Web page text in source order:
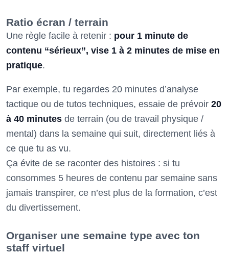
Ratio écran / terrain
Une règle facile à retenir : pour 1 minute de
contenu “sérieux”, vise 1 à 2 minutes de mise en
pratique.
Par exemple, tu regardes 20 minutes d’analyse
tactique ou de tutos techniques, essaie de prévoir 20
à 40 minutes de terrain (ou de travail physique /
mental) dans la semaine qui suit, directement liés à
ce que tu as vu.
Ça évite de se raconter des histoires : si tu
consommes 5 heures de contenu par semaine sans
jamais transpirer, ce n’est plus de la formation, c’est
du divertissement.
Organiser une semaine type avec ton
staff virtuel